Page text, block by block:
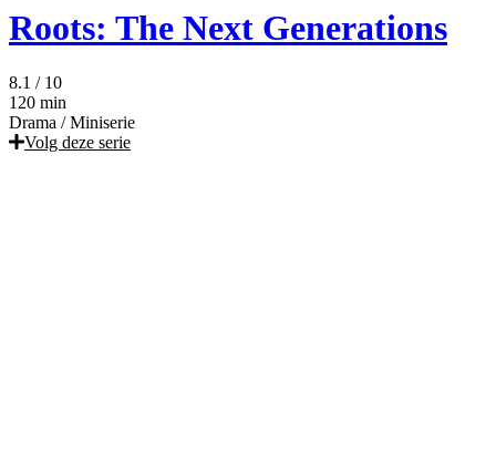
Roots: The Next Generations
8.1 / 10
120 min
Drama / Miniserie
Volg deze serie